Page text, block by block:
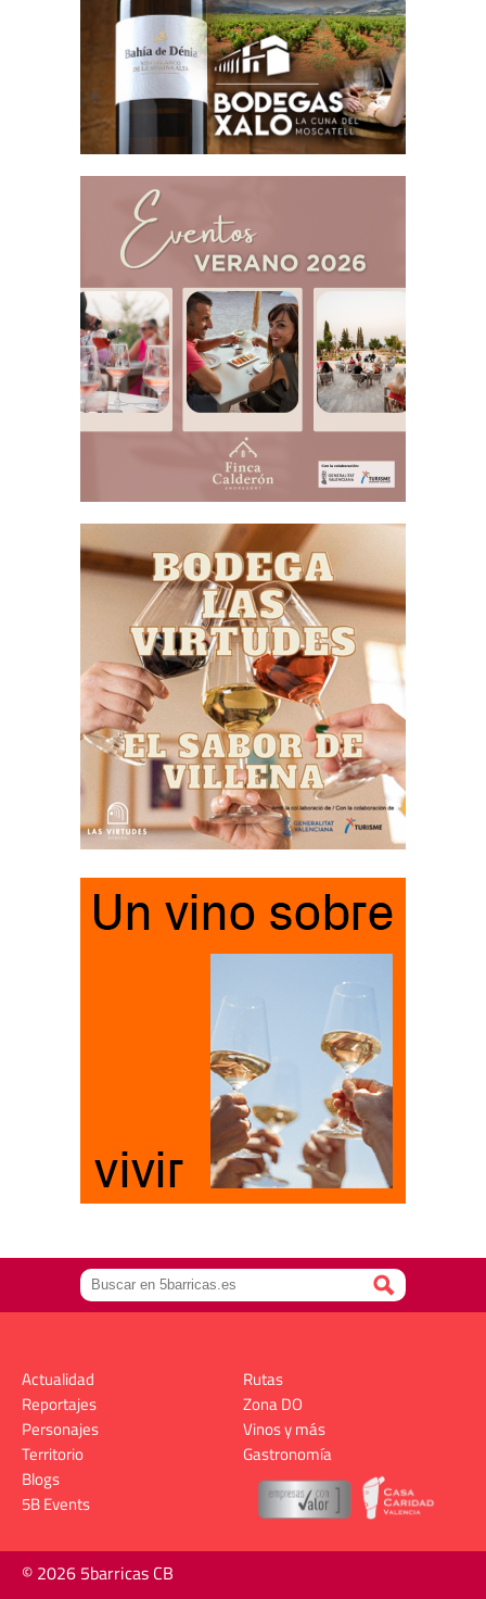
Actualidad
Reportajes
Personajes
Territorio
Rutas
Zona DO
Vinos y más
Gastronomía
Blogs
5B Events
© 2026 5barricas CB